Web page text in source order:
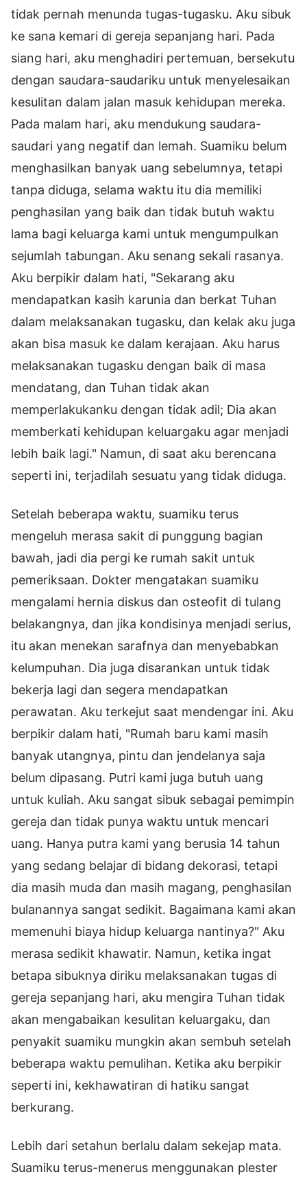
tidak pernah menunda tugas-tugasku. Aku sibuk
ke sana kemari di gereja sepanjang hari. Pada
siang hari, aku menghadiri pertemuan, bersekutu
dengan saudara-saudariku untuk menyelesaikan
kesulitan dalam jalan masuk kehidupan mereka.
Pada malam hari, aku mendukung saudara-
saudari yang negatif dan lemah. Suamiku belum
menghasilkan banyak uang sebelumnya, tetapi
tanpa diduga, selama waktu itu dia memiliki
penghasilan yang baik dan tidak butuh waktu
lama bagi keluarga kami untuk mengumpulkan
sejumlah tabungan. Aku senang sekali rasanya.
Aku berpikir dalam hati, "Sekarang aku
mendapatkan kasih karunia dan berkat Tuhan
dalam melaksanakan tugasku, dan kelak aku juga
akan bisa masuk ke dalam kerajaan. Aku harus
melaksanakan tugasku dengan baik di masa
mendatang, dan Tuhan tidak akan
memperlakukanku dengan tidak adil; Dia akan
memberkati kehidupan keluargaku agar menjadi
lebih baik lagi." Namun, di saat aku berencana
seperti ini, terjadilah sesuatu yang tidak diduga.
Setelah beberapa waktu, suamiku terus
mengeluh merasa sakit di punggung bagian
bawah, jadi dia pergi ke rumah sakit untuk
pemeriksaan. Dokter mengatakan suamiku
mengalami hernia diskus dan osteofit di tulang
belakangnya, dan jika kondisinya menjadi serius,
itu akan menekan sarafnya dan menyebabkan
kelumpuhan. Dia juga disarankan untuk tidak
bekerja lagi dan segera mendapatkan
perawatan. Aku terkejut saat mendengar ini. Aku
berpikir dalam hati, "Rumah baru kami masih
banyak utangnya, pintu dan jendelanya saja
belum dipasang. Putri kami juga butuh uang
untuk kuliah. Aku sangat sibuk sebagai pemimpin
gereja dan tidak punya waktu untuk mencari
uang. Hanya putra kami yang berusia 14 tahun
yang sedang belajar di bidang dekorasi, tetapi
dia masih muda dan masih magang, penghasilan
bulanannya sangat sedikit. Bagaimana kami akan
memenuhi biaya hidup keluarga nantinya?" Aku
merasa sedikit khawatir. Namun, ketika ingat
betapa sibuknya diriku melaksanakan tugas di
gereja sepanjang hari, aku mengira Tuhan tidak
akan mengabaikan kesulitan keluargaku, dan
penyakit suamiku mungkin akan sembuh setelah
beberapa waktu pemulihan. Ketika aku berpikir
seperti ini, kekhawatiran di hatiku sangat
berkurang.
Lebih dari setahun berlalu dalam sekejap mata.
Suamiku terus-menerus menggunakan plester